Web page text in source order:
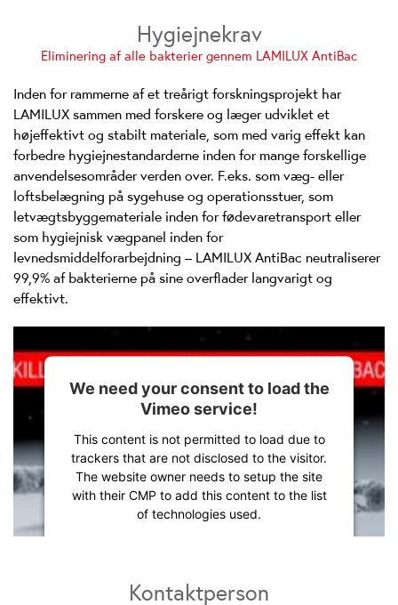
Hygiejnekrav
Eliminering af alle bakterier gennem LAMILUX AntiBac
Inden for rammerne af et treårigt forskningsprojekt har
LAMILUX sammen med forskere og læger udviklet et
højeffektivt og stabilt materiale, som med varig effekt kan
forbedre hygiejnestandarderne inden for mange forskellige
anvendelsesområder verden over. F.eks. som væg- eller
loftsbelægning på sygehuse og operationsstuer, som
letvægtsbyggemateriale inden for fødevaretransport eller
som hygiejnisk vægpanel inden for
levnedsmiddelforarbejdning – LAMILUX AntiBac neutraliserer
99,9% af bakterierne på sine overflader langvarigt og
effektivt.
We need your consent to load the
Vimeo service!
This content is not permitted to load due to
trackers that are not disclosed to the visitor.
The website owner needs to setup the site
with their CMP to add this content to the list
of technologies used.
Kontaktperson